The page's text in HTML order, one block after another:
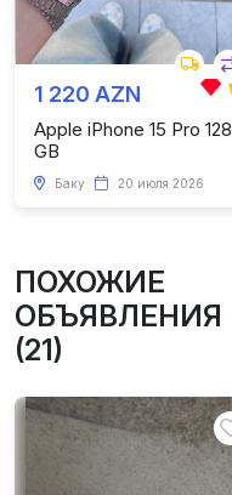
1 220 AZN
Apple iPhone 15 Pro 128
GB
Баку 20 июля 2026
ПОХОЖИЕ
ОБЪЯВЛЕНИЯ
(21)